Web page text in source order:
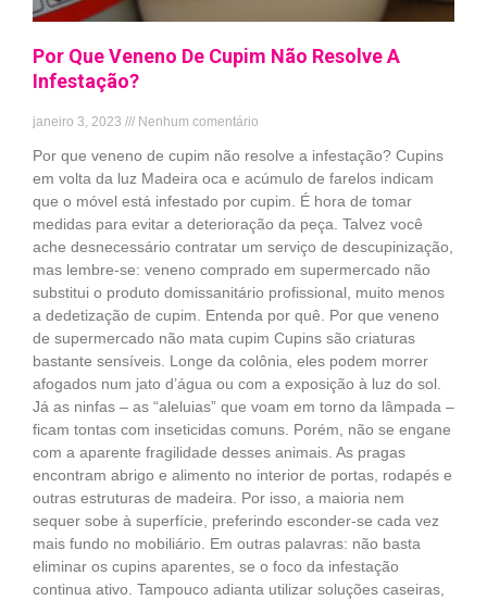
Por Que Veneno De Cupim Não Resolve A
Infestação?
janeiro 3, 2023 Nenhum comentário
Por que veneno de cupim não resolve a infestação? Cupins
em volta da luz Madeira oca e acúmulo de farelos indicam
que o móvel está infestado por cupim. É hora de tomar
medidas para evitar a deterioração da peça. Talvez você
ache desnecessário contratar um serviço de descupinização,
mas lembre-se: veneno comprado em supermercado não
substitui o produto domissanitário profissional, muito menos
a dedetização de cupim. Entenda por quê. Por que veneno
de supermercado não mata cupim Cupins são criaturas
bastante sensíveis. Longe da colônia, eles podem morrer
afogados num jato d’água ou com a exposição à luz do sol.
Já as ninfas – as “aleluias” que voam em torno da lâmpada –
ficam tontas com inseticidas comuns. Porém, não se engane
com a aparente fragilidade desses animais. As pragas
encontram abrigo e alimento no interior de portas, rodapés e
outras estruturas de madeira. Por isso, a maioria nem
sequer sobe à superfície, preferindo esconder-se cada vez
mais fundo no mobiliário. Em outras palavras: não basta
eliminar os cupins aparentes, se o foco da infestação
continua ativo. Tampouco adianta utilizar soluções caseiras,